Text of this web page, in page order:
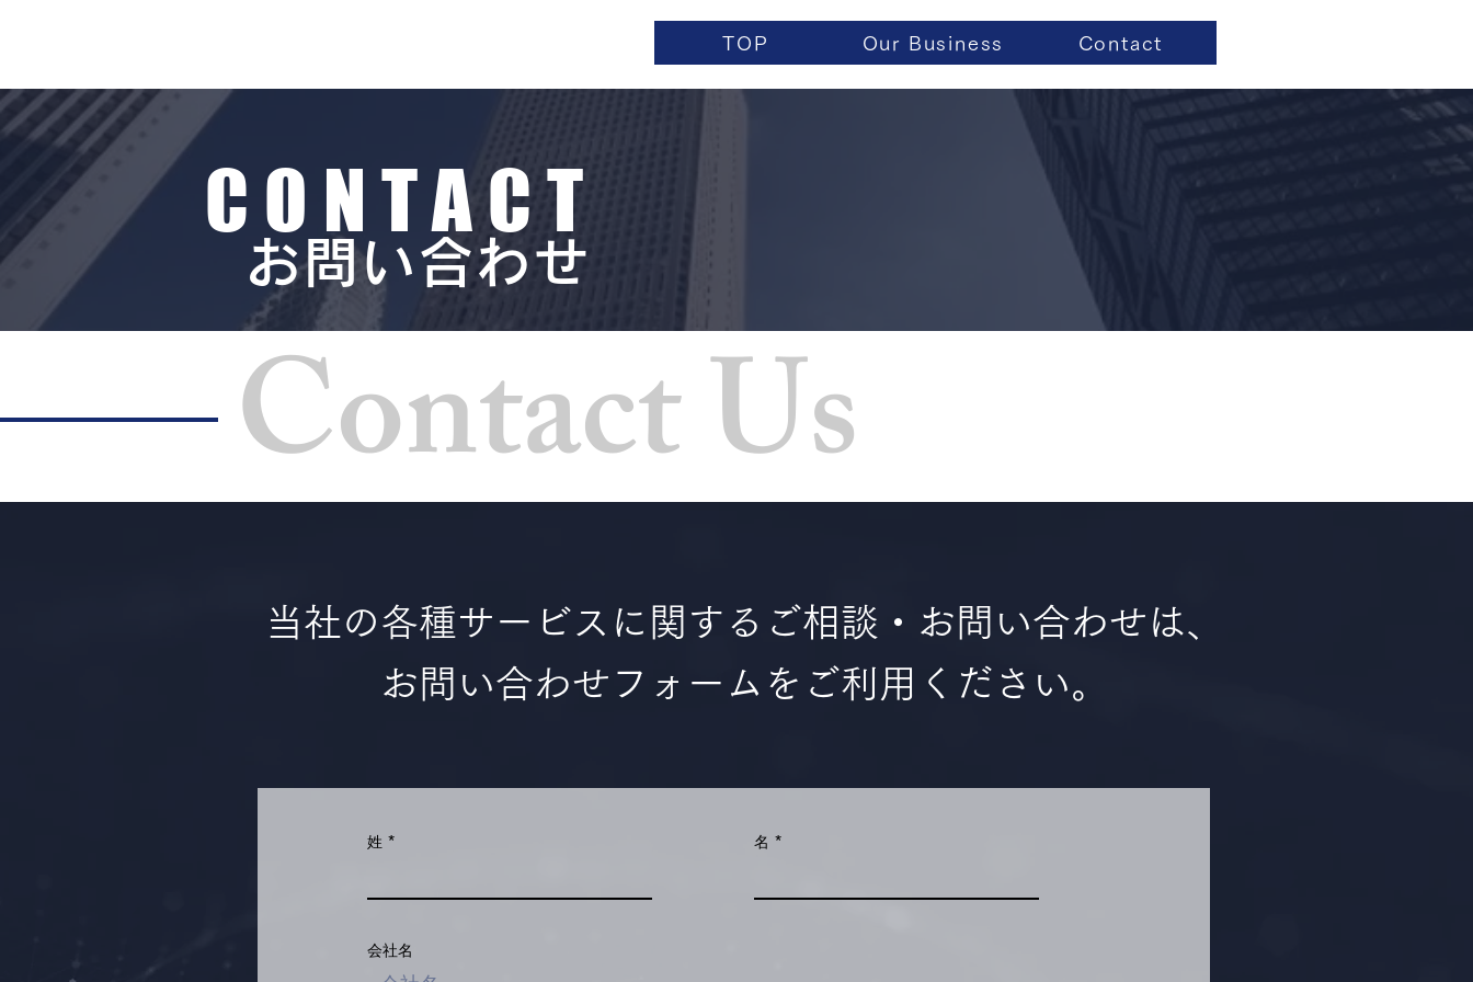
TOP Our Business Contact
当社の各種サービスに関するご相談・お問い合わせは、
お問い合わせフォームをご利用ください。
姓 名
会社名
CONTACT
お問い合わせ
Contact Us